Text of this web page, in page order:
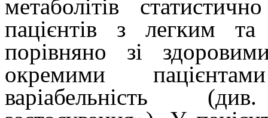
метаболітів
пацієнтів з легким
порівняно зі
окремими
варіабельність